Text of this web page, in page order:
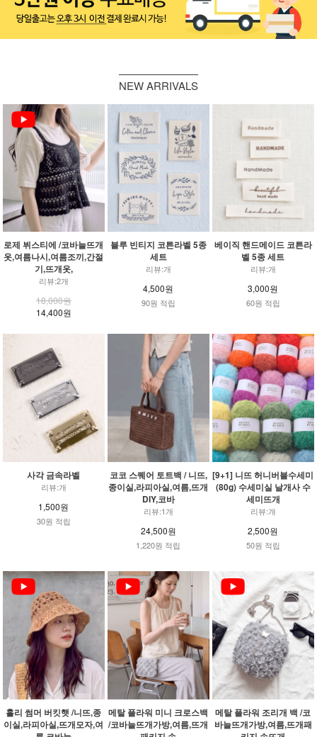
NEW ARRIVALS
로제 뷔스티에 /코바늘뜨개
옷,여름나시,여름조끼,간절
기,뜨개옷,
리뷰:2개
18,000원
14,400원
블루 빈티지 코튼라벨 5종
세트
리뷰:개
4,500원
90원 적립
베이직 핸드메이드 코튼라
벨 5종 세트
리뷰:개
3,000원
60원 적립
사각 금속라벨
리뷰:개
1,500원
30원 적립
코코 스퀘어 토트백 / 니뜨,
종이실,라피아실,여름,뜨개
DIY,코바
리뷰:1개
24,500원
1,220원 적립
[9+1] 니뜨 허니버블수세미
(80g) 수세미실 날개사 수
세미뜨개
리뷰:개
2,500원
50원 적립
홀리 썸머 버킷햇 /니뜨,종
이실,라피아실,뜨개모자,여
메탈 플라워 미니 크로스백
/코바늘뜨개가방,여름,뜨개
메탈 플라워 조리개 백 /코
바늘뜨개가방,여름,뜨개패